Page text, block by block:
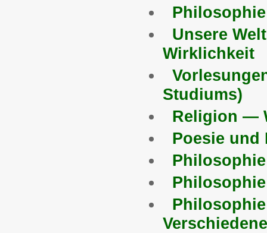
Unsere
Wirklichkeit
Studiums)
Religion —
Poesie und